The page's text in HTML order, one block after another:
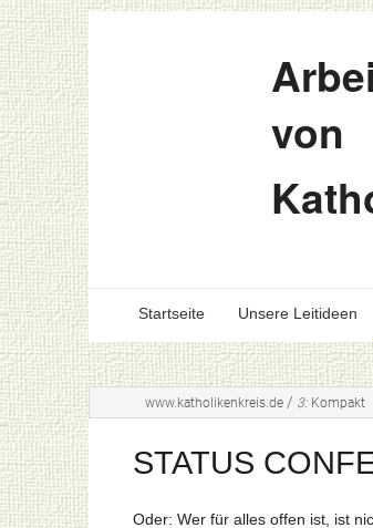
von
Startseite Unsere Leitideen
www.katholikenkreis.de / 3: Kompakt
STATUS
Oder: Wer für alles offen ist, ist